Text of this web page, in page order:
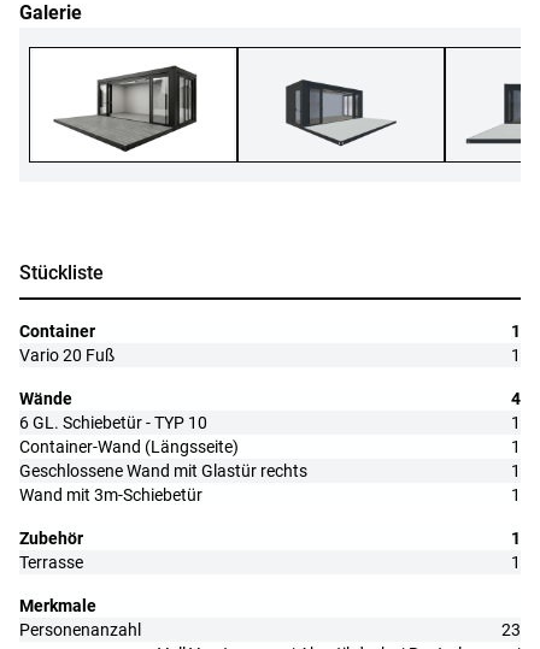
Galerie
Stückliste
Container
1
Vario 20 Fuß
1
Wände
4
6 GL. Schiebetür - TYP 10
1
Container-Wand (Längsseite)
1
Geschlossene Wand mit Glastür rechts
1
Wand mit 3m-Schiebetür
1
Zubehör
1
Terrasse
1
Merkmale
Personenanzahl
23